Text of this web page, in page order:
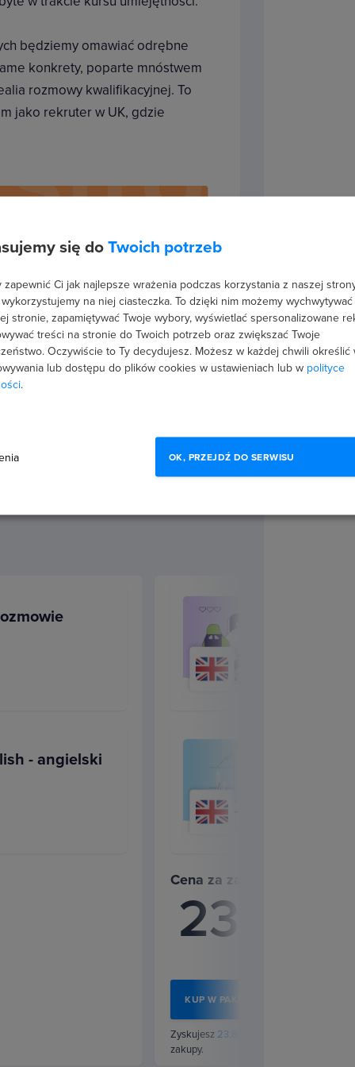
będziemy omawiać odrębne
konkrety, poparte mnóstwem
rozmowy kwalifikacyjnej. To
jako rekruter w UK, gdzie
zwroty
masę takich właśnie
sytuacjach i kontekstach.
szukać dodatkowych
czy umiejętności dla
dobre pierwsze wrażenie i
branżowego słownictwa
które pomogą Ci nieco rozluźnić
lody.
- angielski
Cena za zakup pakietu
238
KUP W PAKIECIE
Zyskujesz 23.84 zł
zakupy.
się do Twoich potrzeb
zapewnić Ci jak najlepsze wrażenia podczas korzystania z naszej
na niej ciasteczka. To dzięki nim możemy wychwytywać
stronie, zapamiętywać Twoje wybory, wyświetlać spersonalizowane
treści na stronie do Twoich potrzeb oraz zwiększać Twoje
Oczywiście to Ty decydujesz. Możesz w każdej chwili określić
lub dostępu do plików cookies w ustawieniach lub w polityce
.
OK, PRZEJDŹ DO SERWISU